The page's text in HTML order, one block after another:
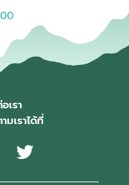
เรา
มเราได้ที่